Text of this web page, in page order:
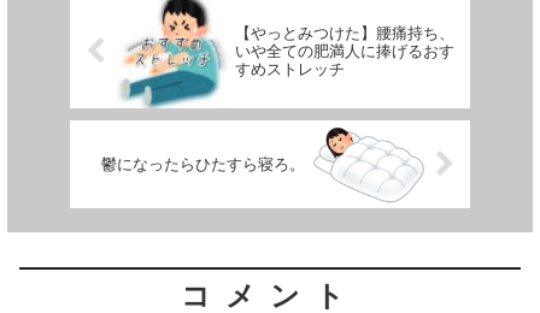
【やっとみつけた】腰痛持ち、
いや全ての肥満人に捧げるおす
すめストレッチ
鬱になったらひたすら寝ろ。
コメント